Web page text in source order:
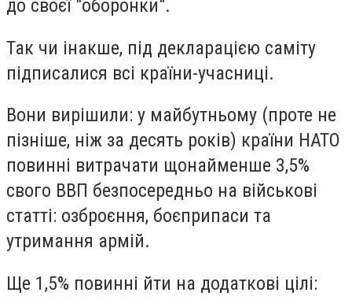
до своєї "оборонки".
Так чи інакше, під декларацією саміту
підписалися всі країни-учасниці.
Вони вирішили: у майбутньому (проте не
пізніше, ніж за десять років) країни НАТО
повинні витрачати щонайменше 3,5%
свого ВВП безпосередньо на військові
статті: озброєння, боєприпаси та
утримання армій.
Ще 1,5% повинні йти на додаткові цілі: